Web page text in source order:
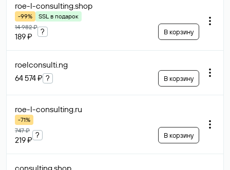
roe-l-consulting.shop
-99%
SSL в подарок
14 982 ₽
189 ₽
? В корзину
roelconsulti.ng
64 574 ₽ ? В корзину
roe-l-consulting.ru
-71%
747 ₽
219 ₽
? В корзину
consulting.shop